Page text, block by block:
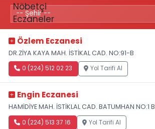
Özlem Eczanesi
DR.ZİYA KAYA MAH. İSTİKAL CAD. NO:91-B
0 (224) 512 02 23 Yol Tarifi Al
Engin Eczanesi
HAMİDİYE MAH. İSTİKLAL CAD. BATUMHAN NO:1 B
0 (224) 513 37 16 Yol Tarifi Al